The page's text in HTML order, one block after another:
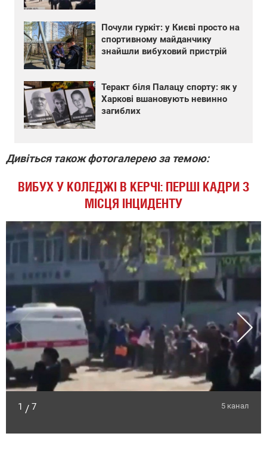
Почули гуркіт: у Києві просто на
спортивному майданчику
знайшли вибуховий пристрій
Теракт біля Палацу спорту: як у
Харкові вшановують невинно
загиблих
Дивіться також фотогалерею за темою:
ВИБУХ У КОЛЕДЖІ В КЕРЧІ: ПЕРШІ КАДРИ З
МІСЦЯ ІНЦИДЕНТУ
1 / 7 5 канал